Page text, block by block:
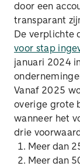
door een
transparant
De verplichte
voor stap
januari 2024
Vanaf 2025
overige grote
wanneer het
drie
Meer dan
Meer dan